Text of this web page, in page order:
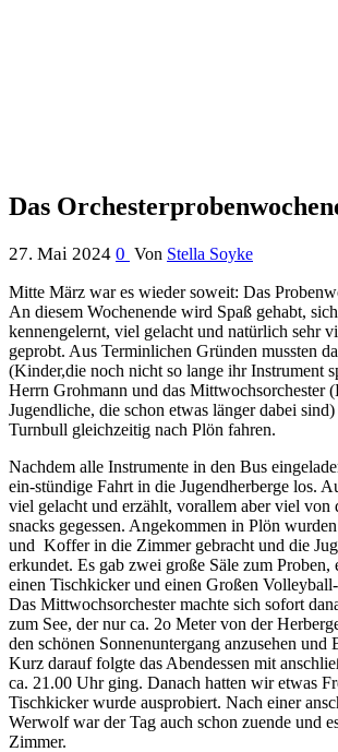
Das
27. Mai 2024 0 Von Stella Soyke
Mitte März war es wieder soweit: Das
An diesem Wochenende wird Spaß gehabt,
kennengelernt, viel gelacht und natürlich sehr
geprobt. Aus Terminlichen Gründen mussten
(Kinder,die noch nicht so lange ihr Instrument
Herrn Grohmann und das Mittwochsorchester
Jugendliche, die schon etwas länger dabei
Turnbull gleichzeitig nach Plön fahren.
Nachdem alle Instrumente in den Bus
ein-stündige Fahrt in die Jugendherberge los.
viel gelacht und erzählt, vorallem aber viel von
snacks gegessen. Angekommen in Plön
und Koffer in die Zimmer gebracht und die
erkundet. Es gab zwei große Säle zum
einen Tischkicker und einen Großen
Das Mittwochsorchester machte sich sofort
zum See, der nur ca. 2o Meter von der
den schönen Sonnenuntergang anzusehen und
Kurz darauf folgte das Abendessen mit
ca. 21.00 Uhr ging. Danach hatten wir etwas
Tischkicker wurde ausprobiert. Nach einer
Werwolf war der Tag auch schon zuende und
Zimmer.